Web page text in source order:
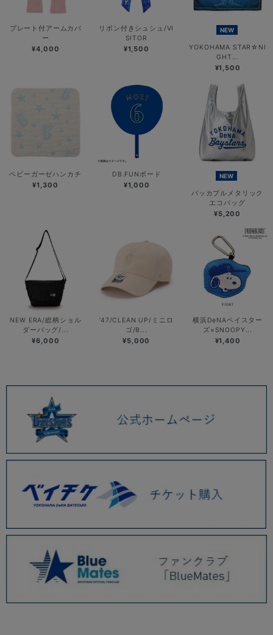
プレート付アームカバ
ー
¥4,000
リボン付きシュシュ/VI
SITOR
¥1,500
NEW
YOKOHAMA STAR☆NI
GHT...
¥1,500
ベビーガーゼハンカチ
¥1,300
DB.FUNボード
¥1,000
NEW
パッカブルメタリック
エコバッグ
¥5,200
NEW ERA/総柄ショル
ダーバッグ/...
¥6,000
’47/CLEAN UP/ミニロ
ゴ/B...
¥5,000
横浜DeNAベイスター
ズ×SNOOPY...
¥1,400